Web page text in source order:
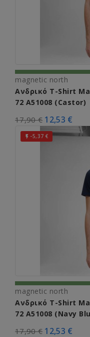
magnetic north
Ανδρικό T-Shirt
72 A51008 (Castor)
17,90 € 12,53 €
 -5,37 €
magnetic north
Ανδρικό T-Shirt
72 A51008 (Navy
17,90 € 12,53 €